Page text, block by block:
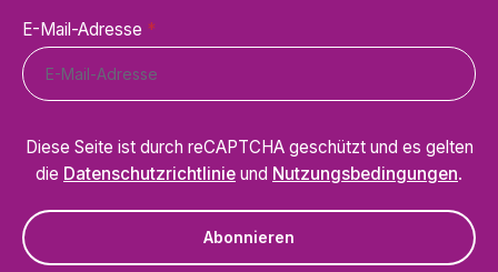
E-Mail-Adresse *
Diese Seite ist durch reCAPTCHA geschützt und es gelten
die Datenschutzrichtlinie und Nutzungsbedingungen.
Abonnieren